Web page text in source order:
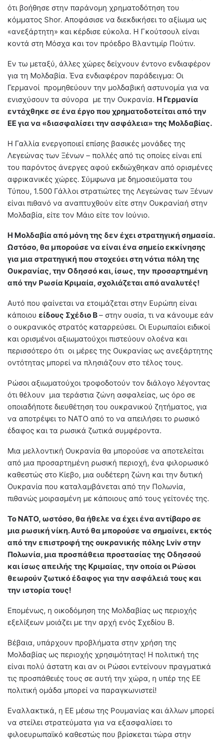
ότι βοήθησε στην παράνομη χρηματοδότηση του
κόμματος Shor. Αποφάσισε να διεκδικήσει το αξίωμα ως
«ανεξάρτητη» και κέρδισε εύκολα. Η Γκούτσουλ είναι
κοντά στη Μόσχα και τον πρόεδρο Βλαντιμίρ Πούτιν.
Εν τω μεταξύ, άλλες χώρες δείχνουν έντονο ενδιαφέρον
για τη Μολδαβία. Ένα ενδιαφέρον παράδειγμα: Οι
Γερμανοί προμηθεύουν την μολδαβική αστυνομία για να
ενισχύσουν τα σύνορα με την Ουκρανία. Η Γερμανία
εντάχθηκε σε ένα έργο που χρηματοδοτείται από την
ΕΕ για να «διασφαλίσει την ασφάλεια» της Μολδαβίας.
Η Γαλλία ενεργοποιεί επίσης βασικές μονάδες της
Λεγεώνας των Ξένων – πολλές από τις οποίες είναι επί
του παρόντος άνεργες αφού εκδιώχθηκαν από ορισμένες
αφρικανικές χώρες. Σύμφωνα με δημοσιεύματα του
Τύπου, 1.500 Γάλλοι στρατιώτες της Λεγεώνας των Ξένων
είναι πιθανό να αναπτυχθούν είτε στην Ουκρανίαή στην
Μολδαβία, είτε τον Μάιο είτε τον Ιούνιο.
Η Μολδαβία από μόνη της δεν έχει στρατηγική σημασία.
Ωστόσο, θα μπορούσε να είναι ένα σημείο εκκίνησης
για μια στρατηγική που στοχεύει στη νότια πόλη της
Ουκρανίας, την Οδησσό και, ίσως, την προσαρτημένη
από την Ρωσία Κριμαία, σχολιάζεται από αναλυτές!
Αυτό που φαίνεται να ετοιμάζεται στην Ευρώπη είναι
κάποιου είδους Σχέδιο Β– στην ουσία, τι να κάνουμε εάν
ο ουκρανικός στρατός καταρρεύσει. Οι Ευρωπαίοι ειδικοί
και ορισμένοι αξιωματούχοι πιστεύουν ολοένα και
περισσότερο ότι οι μέρες της Ουκρανίας ως ανεξάρτητης
οντότητας μπορεί να πλησιάζουν στο τέλος τους.
Ρώσοι αξιωματούχοι τροφοδοτούν τον διάλογο λέγοντας
ότι θέλουν μια τεράστια ζώνη ασφαλείας, ως όρο σε
οποιαδήποτε διευθέτηση του ουκρανικού ζητήματος, για
να αποτρέψει το ΝΑΤΟ από το να απειλήσει το ρωσικό
έδαφος και τα ρωσικά ζωτικά συμφέροντα.
Μια μελλοντική Ουκρανία θα μπορούσε να αποτελείται
από μια προσαρτημένη ρωσική περιοχή, ένα φιλορωσικό
καθεστώς στο Κίεβο, μια ουδέτερη ζώνη και την δυτική
Ουκρανία που καταλαμβάνεται από την Πολωνία,
πιθανώς μοιρασμένη με κάποιους από τους γείτονές της.
Το ΝΑΤΟ, ωστόσο, θα ήθελε να έχει ένα αντίβαρο σε
μια ρωσική νίκη. Αυτό θα μπορούσε να σημαίνει, εκτός
από την επιστροφή της ουκρανικής πόλης Lviv στην
Πολωνία, μια προσπάθεια προστασίας της Οδησσού
και ίσως απειλής της Κριμαίας, την οποία οι Ρώσοι
θεωρούν ζωτικό έδαφος για την ασφάλειά τους και
την ιστορία τους!
Επομένως, η οικοδόμηση της Μολδαβίας ως περιοχής
εξελίξεων μοιάζει με την αρχή ενός Σχεδίου Β.
Βέβαια, υπάρχουν προβλήματα στην χρήση της
Μολδαβίας ως περιοχής χρησιμότητας! Η πολιτική της
είναι πολύ άστατη και αν οι Ρώσοι εντείνουν πραγματικά
τις προσπάθειές τους σε αυτή την χώρα, η υπέρ της ΕΕ
πολιτική ομάδα μπορεί να παραγκωνιστεί!
Εναλλακτικά, η ΕΕ μέσω της Ρουμανίας και άλλων μπορεί
να στείλει στρατεύματα για να εξασφαλίσει το
φιλοευρωπαϊκό καθεστώς που βρίσκεται τώρα στην